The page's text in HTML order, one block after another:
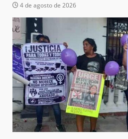
4 de agosto de 2026